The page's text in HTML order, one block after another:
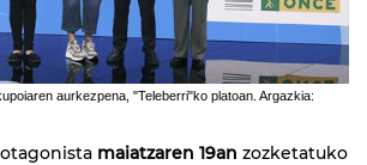
aurkezpena, "Teleberri"ko platoan. Argazkia:
maiatzaren 19an zozketatuko